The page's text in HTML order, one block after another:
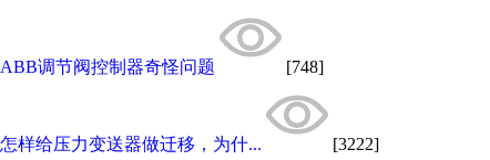
ABB调节阀控制器奇怪问题 [748]
怎样给压力变送器做迁移，为什... [3222]